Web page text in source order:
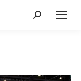
Cerca: